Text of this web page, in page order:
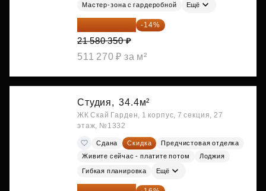
Мастер-зона с гардеробной Ещё
18 559 101 ₽ -14%
21 580 350 ₽
511 270 ₽ за м²
Студия, 34.4м²
ЖК Скай Гарден, 1 корпус, 7 секция, 27
этаж, №1332
Сдана Скидка
Предчистовая отделка
Живите сейчас - платите потом
Лоджия
Гибкая планировка Ещё